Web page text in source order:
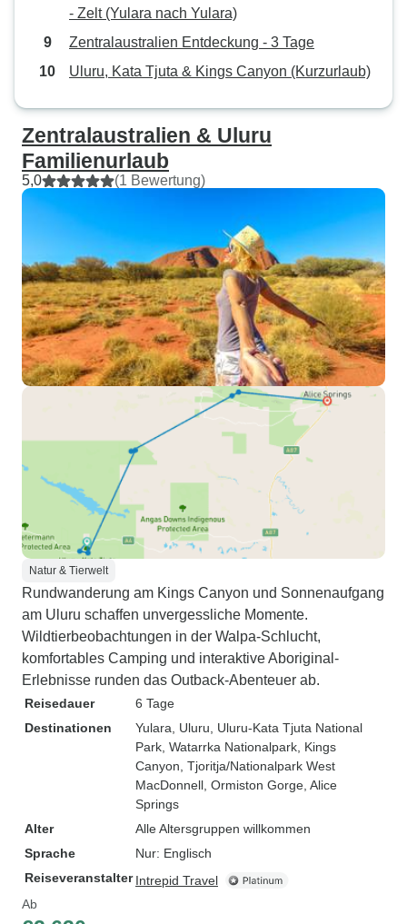
- Zelt (Yulara nach Yulara)
Zentralaustralien Entdeckung - 3 Tage
Uluru, Kata Tjuta & Kings Canyon (Kurzurlaub)
Zentralaustralien & Uluru
Familienurlaub
5,0 (1 Bewertung)
Natur & Tierwelt
Rundwanderung am Kings Canyon und Sonnenaufgang
am Uluru schaffen unvergessliche Momente.
Wildtierbeobachtungen in der Walpa-Schlucht,
komfortables Camping und interaktive Aboriginal-
Erlebnisse runden das Outback-Abenteuer ab.
Reisedauer
6 Tage
Destinationen
Yulara , Uluru , Uluru-Kata Tjuta National
Park , Watarrka Nationalpark , Kings
Canyon , Tjoritja/Nationalpark West
MacDonnell , Ormiston Gorge , Alice
Springs
Alter
Alle Altersgruppen willkommen
Sprache
Nur: Englisch
Reiseveranstalter Intrepid Travel
Ab